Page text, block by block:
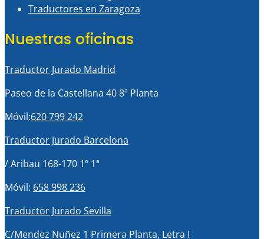
Traductores en Zaragoza
Nuestras oficinas
Traductor Jurado Madrid
Paseo de la Castellana 40 8ª Planta
Móvil:620 799 242
Traductor Jurado Barcelona
/ Aribau 168-170 1º 1ª
Móvil: 658 998 236
Traductor Jurado Sevilla
C/Mendez Nuñez 1 Primera Planta, Letra I